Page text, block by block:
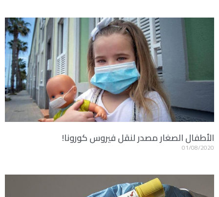
الأطفال الصغار مصدر لنقل فيروس كورونا!
01/08/2020